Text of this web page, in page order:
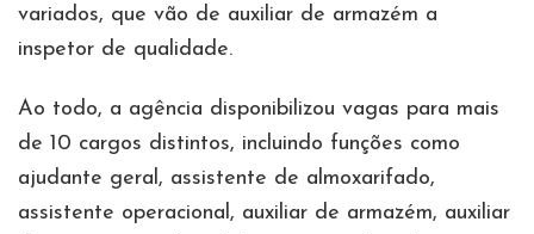
variados, que vão de auxiliar de armazém a
inspetor de qualidade.
Ao todo, a agência disponibilizou vagas para mais
de 10 cargos distintos, incluindo funções como
ajudante geral, assistente de almoxarifado,
assistente operacional, auxiliar de armazém, auxiliar